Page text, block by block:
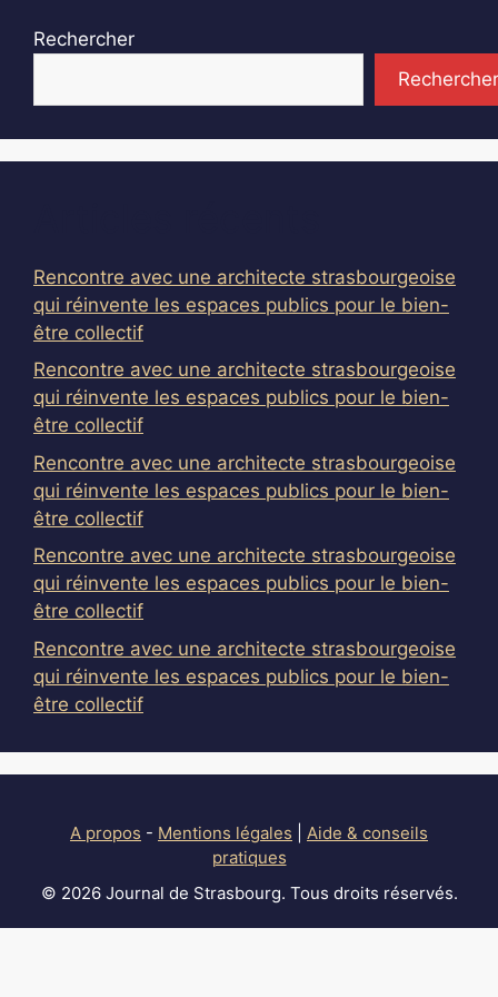
Rechercher
Rechercher
Rencontre avec une architecte strasbourgeoise
qui réinvente les espaces publics pour le bien-
être collectif
Rencontre avec une architecte strasbourgeoise
qui réinvente les espaces publics pour le bien-
être collectif
Rencontre avec une architecte strasbourgeoise
qui réinvente les espaces publics pour le bien-
être collectif
Rencontre avec une architecte strasbourgeoise
qui réinvente les espaces publics pour le bien-
être collectif
Rencontre avec une architecte strasbourgeoise
qui réinvente les espaces publics pour le bien-
être collectif
A propos - Mentions légales
Aide & conseils
pratiques
© 2026 Journal de Strasbourg. Tous droits réservés.